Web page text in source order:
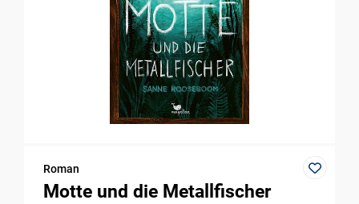
Roman
Motte und die Metallfischer